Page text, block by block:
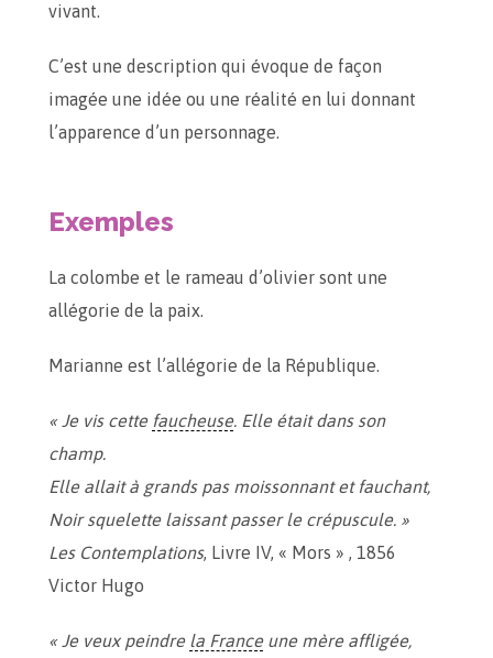
vivant.
C’est une description qui évoque de façon
imagée une idée ou une réalité en lui donnant
l’apparence d’un personnage.
Exemples
La colombe et le rameau d’olivier sont une
allégorie de la paix.
Marianne est l’allégorie de la République.
« Je vis cette faucheuse. Elle était dans son
champ.
Elle allait à grands pas moissonnant et fauchant,
Noir squelette laissant passer le crépuscule. »
Les Contemplations, Livre IV, « Mors » , 1856
Victor Hugo
« Je veux peindre la Franceune mère affligée,